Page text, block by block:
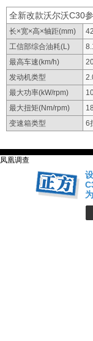
全新改款沃尔沃C30
长×宽×高×轴距(mm)
工信部综合油耗(L)
最高车速(km/h)
发动机类型
最大功率(kW/rpm)
最大扭矩(Nm/rpm)
变速箱类型
6
凤凰调查